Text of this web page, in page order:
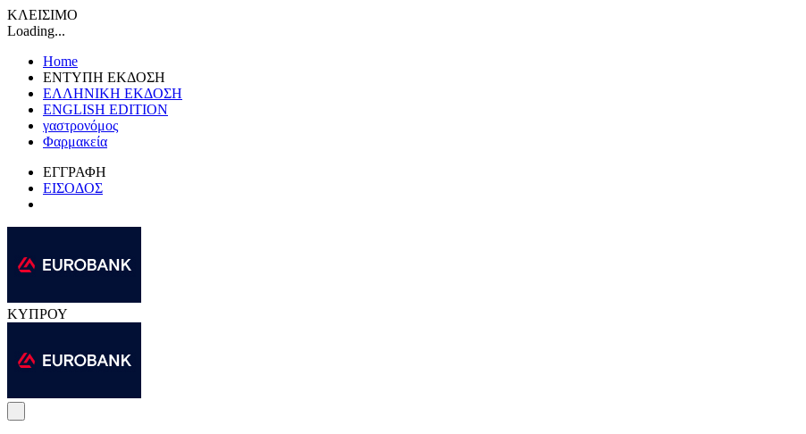
ΚΛΕΙΣΙΜΟ
Loading...
Home
ΕΝΤΥΠΗ ΕΚΔΟΣΗ
ΕΛΛΗΝΙΚΗ ΕΚΔΟΣΗ
ENGLISH EDITION
γαστρονόμος
Φαρμακεία
ΕΓΓΡΑΦΗ
ΕΙΣΟΔΟΣ
ΚΥΠΡΟΥ